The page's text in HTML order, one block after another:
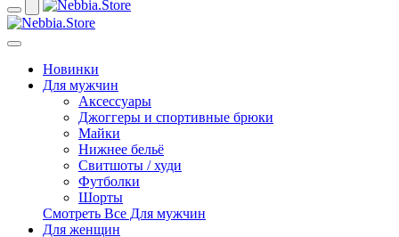
Новинки
Для мужчин
Аксессуары
Джоггеры и спортивные брюки
Майки
Нижнее бельё
Свитшоты / худи
Футболки
Шорты
Смотреть Все Для мужчин
Для женщин